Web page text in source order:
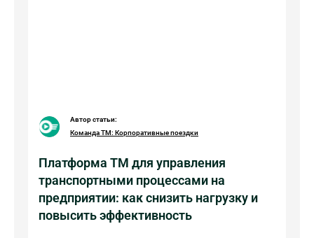
Автор статьи:
Команда ТМ: Корпоративные поездки
Платформа ТМ для управления
транспортными процессами на
предприятии: как снизить нагрузку и
повысить эффективность